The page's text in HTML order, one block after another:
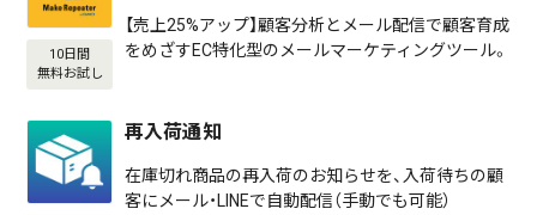
10日間
無料お試し
【売上25%アップ】顧客分析とメール配信で顧客育成
をめざすEC特化型のメールマーケティングツール。
再入荷通知
在庫切れ商品の再入荷のお知らせを、入荷待ちの顧
客にメール・LINEで自動配信（手動でも可能）